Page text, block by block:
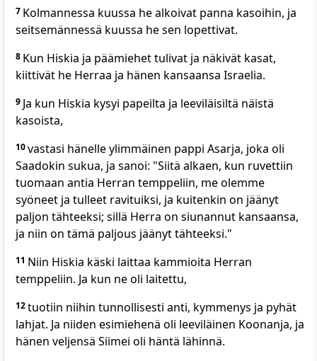
7 Kolmannessa kuussa he alkoivat panna kasoihin, ja
seitsemännessä kuussa he sen lopettivat.
8 Kun Hiskia ja päämiehet tulivat ja näkivät kasat,
kiittivät he Herraa ja hänen kansaansa Israelia.
9 Ja kun Hiskia kysyi papeilta ja leeviläisiltä näistä
kasoista,
10vastasi hänelle ylimmäinen pappi Asarja, joka oli
Saadokin sukua, ja sanoi: "Siitä alkaen, kun ruvettiin
tuomaan antia Herran temppeliin, me olemme
syöneet ja tulleet ravituiksi, ja kuitenkin on jäänyt
paljon tähteeksi; sillä Herra on siunannut kansaansa,
ja niin on tämä paljous jäänyt tähteeksi."
11 Niin Hiskia käski laittaa kammioita Herran
temppeliin. Ja kun ne oli laitettu,
12tuotiin niihin tunnollisesti anti, kymmenys ja pyhät
lahjat. Ja niiden esimiehenä oli leeviläinen Koonanja, ja
hänen veljensä Siimei oli häntä lähinnä.